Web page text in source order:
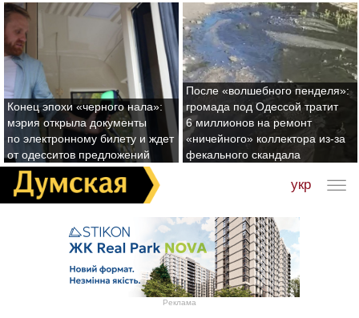
Конец эпохи «черного нала»:
мэрия открыла документы
по электронному билету и ждет
от одесситов предложений
После «волшебного пенделя»:
громада под Одессой тратит
6 миллионов на ремонт
«ничейного» коллектора из-за
фекального скандала
укр
Реклама